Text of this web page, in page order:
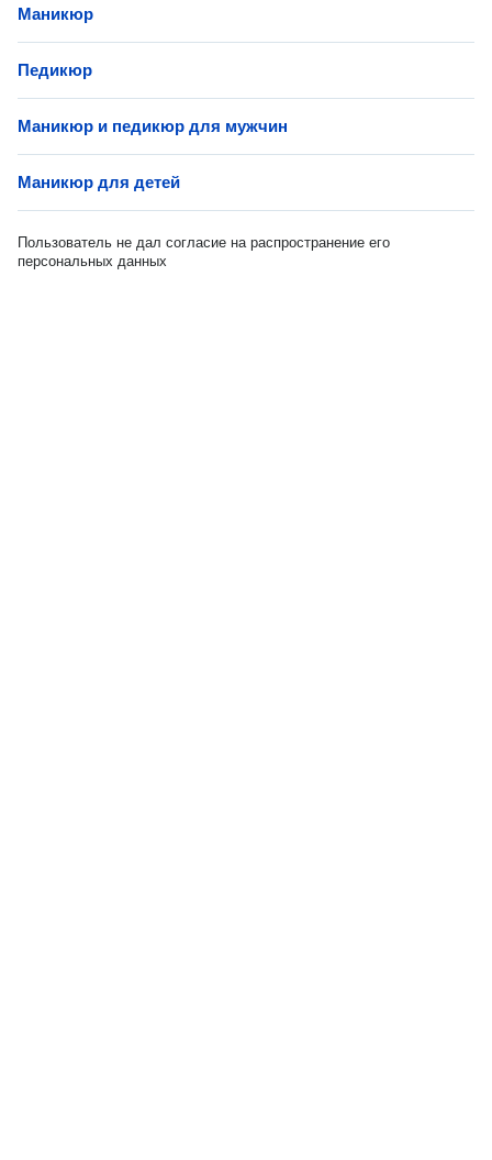
Маникюр
Педикюр
Маникюр и педикюр для мужчин
Маникюр для детей
Пользователь не дал согласие на распространение его
персональных данных